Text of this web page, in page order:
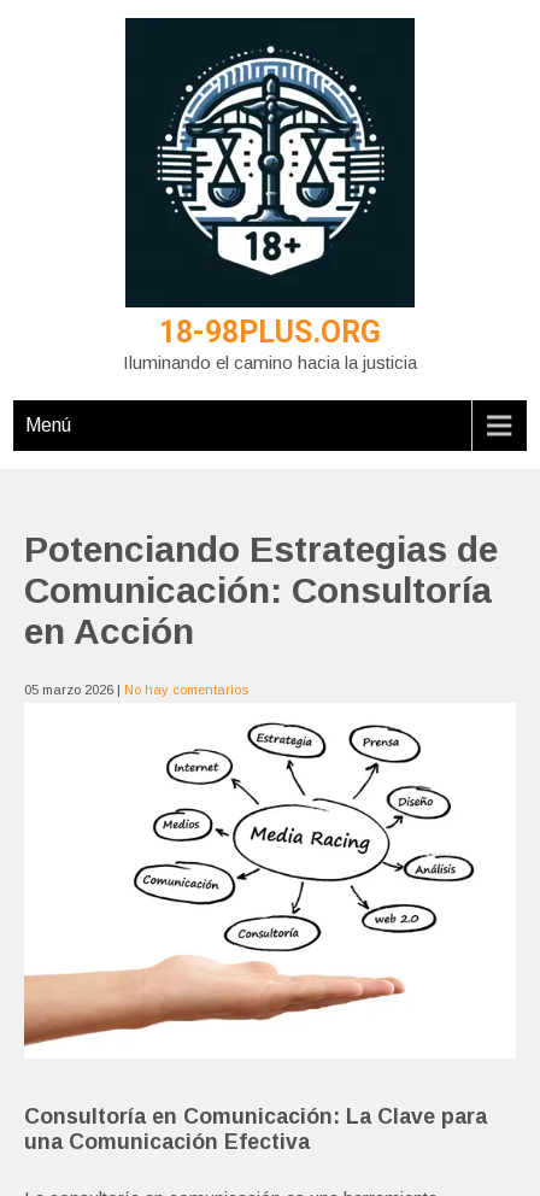
18-98PLUS.ORG
Iluminando el camino hacia la justicia
Menú
Potenciando Estrategias de
Comunicación: Consultoría
en Acción
05 marzo 2026 | No hay comentarios
Consultoría en Comunicación: La Clave para
una Comunicación Efectiva